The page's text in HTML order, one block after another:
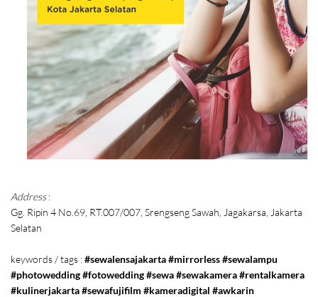
Address:
Gg. Ripin 4 No.69, RT.007/007, Srengseng Sawah, Jagakarsa, Jakarta
Selatan
keywords / tags :#sewalensajakarta #mirrorless #sewalampu
#photowedding #fotowedding #sewa #sewakamera #rentalkamera
#kulinerjakarta #sewafujifilm #kameradigital #awkarin